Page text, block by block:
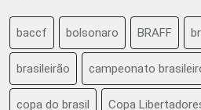
baccf bolsonaro BRAFF
brasileirão campeonato
copa do brasil Copa